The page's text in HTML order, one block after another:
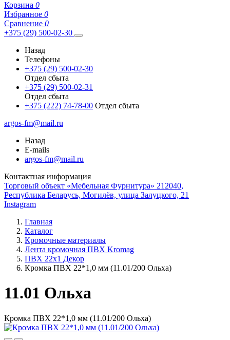
Корзина 0
Избранное 0
Сравнение 0
+375 (29) 500-02-30
Назад
Телефоны
+375 (29) 500-02-30
Отдел сбыта
+375 (29) 500-02-31
Отдел сбыта
+375 (222) 74-78-00 Отдел сбыта
argos-fm@mail.ru
Назад
E-mails
argos-fm@mail.ru
Контактная информация
Торговый объект «Мебельная Фурнитура» 212040,
Республика Беларусь, Могилёв, улица Залуцкого, 21
Instagram
Главная
Каталог
Кромочные материалы
Лента кромочная ПВХ Kromag
ПВХ 22x1 Декор
Кромка ПВХ 22*1,0 мм (11.01/200 Ольха)
11.01 Ольха
Кромка ПВХ 22*1,0 мм (11.01/200 Ольха)